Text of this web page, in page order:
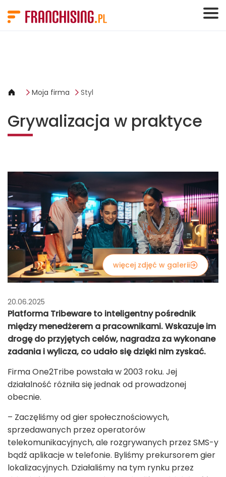
Moja firma Styl
Grywalizacja w praktyce
więcej zdjęć w galerii
20.06.2025
Platforma Tribeware to inteligentny pośrednik
między menedżerem a pracownikami. Wskazuje im
drogę do przyjętych celów, nagradza za wykonane
zadania i wylicza, co udało się dzięki nim zyskać.
Firma One2Tribe powstała w 2003 roku. Jej
działalność różniła się jednak od prowadzonej
obecnie.
– Zaczęliśmy od gier społecznościowych,
sprzedawanych przez operatorów
telekomunikacyjnych, ale rozgrywanych przez SMS-y
bądź aplikacje w telefonie. Byliśmy prekursorem gier
lokalizacyjnych. Działaliśmy na tym rynku przez